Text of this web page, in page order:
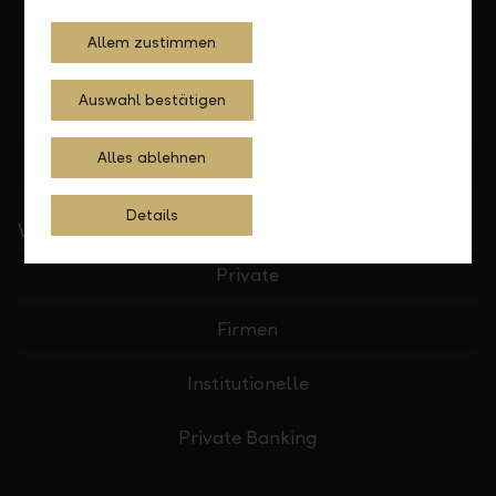
Standorte finden
Wichtige Links
Private
Firmen
Institutionelle
Private Banking
Allem zustimmen
Auswahl bestätigen
Alles ablehnen
Details